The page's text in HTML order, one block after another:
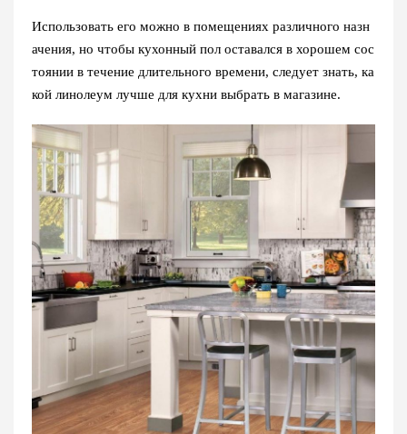
Использовать его можно в помещениях различного назн
ачения, но чтобы кухонный пол оставался в хорошем сос
тоянии в течение длительного времени, следует знать, ка
кой линолеум лучше для кухни выбрать в магазине.